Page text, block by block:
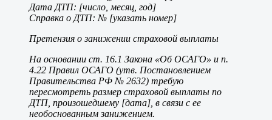
Дата ДТП: [число, месяц, год]
Справка о ДТП: № [указать номер]
Претензия о занижении страховой выплаты
На основании ст. 16.1 Закона «Об ОСАГО» и п.
4.22 Правил ОСАГО (утв. Постановлением
Правительства РФ № 2632) требую
пересмотреть размер страховой выплаты по
ДТП, произошедшему [дата], в связи с ее
необоснованным занижением.